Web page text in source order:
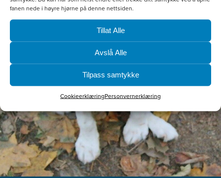
fanen nede i høyre hjørne på denne nettsiden.
Tillat Alle
Avslå Alle
Tilpass samtykke
CookieerklæringPersonvernerklæring